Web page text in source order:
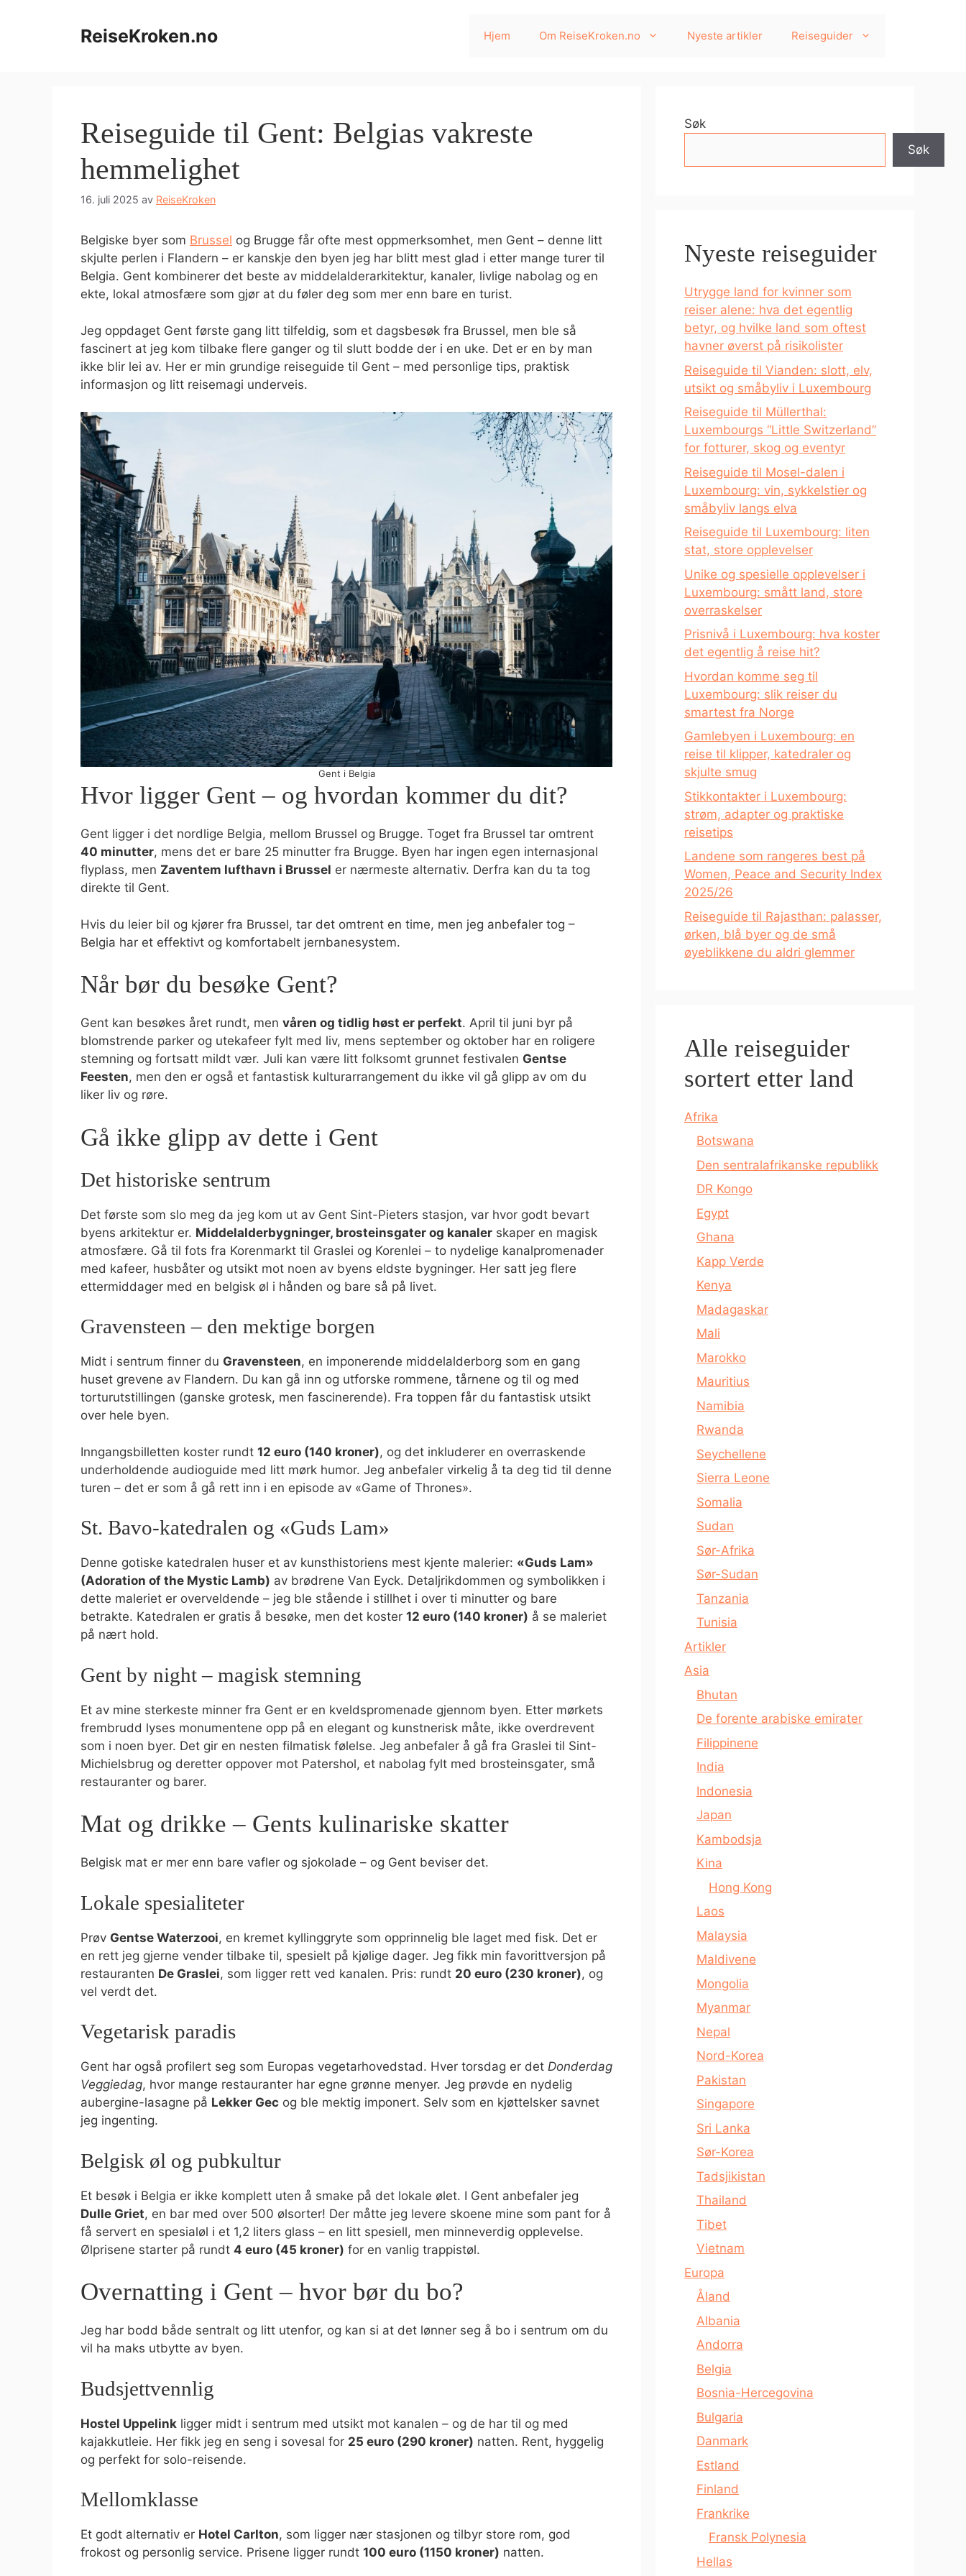
ReiseKroken.no Hjem Om ReiseKroken.no Nyeste artikler Reiseguider
Reiseguide til Gent: Belgias vakreste
hemmelighet
16. juli 2025 av ReiseKroken
Belgiske byer som Brussel og Brugge får ofte mest oppmerksomhet, men Gent – denne litt
skjulte perlen i Flandern – er kanskje den byen jeg har blitt mest glad i etter mange turer til
Belgia. Gent kombinerer det beste av middelalderarkitektur, kanaler, livlige nabolag og en
ekte, lokal atmosfære som gjør at du føler deg som mer enn bare en turist.
Jeg oppdaget Gent første gang litt tilfeldig, som et dagsbesøk fra Brussel, men ble så
fascinert at jeg kom tilbake flere ganger og til slutt bodde der i en uke. Det er en by man
ikke blir lei av. Her er min grundige reiseguide til Gent – med personlige tips, praktisk
informasjon og litt reisemagi underveis.
Gent i Belgia
Hvor ligger Gent – og hvordan kommer du dit?
Gent ligger i det nordlige Belgia, mellom Brussel og Brugge. Toget fra Brussel tar omtrent
40 minutter, mens det er bare 25 minutter fra Brugge. Byen har ingen egen internasjonal
flyplass, men Zaventem lufthavn i Brussel er nærmeste alternativ. Derfra kan du ta tog
direkte til Gent.
Hvis du leier bil og kjører fra Brussel, tar det omtrent en time, men jeg anbefaler tog –
Belgia har et effektivt og komfortabelt jernbanesystem.
Når bør du besøke Gent?
Gent kan besøkes året rundt, men våren og tidlig høst er perfekt. April til juni byr på
blomstrende parker og utekafeer fylt med liv, mens september og oktober har en roligere
stemning og fortsatt mildt vær. Juli kan være litt folksomt grunnet festivalen Gentse
Feesten, men den er også et fantastisk kulturarrangement du ikke vil gå glipp av om du
liker liv og røre.
Gå ikke glipp av dette i Gent
Det historiske sentrum
Det første som slo meg da jeg kom ut av Gent Sint-Pieters stasjon, var hvor godt bevart
byens arkitektur er. Middelalderbygninger, brosteinsgater og kanaler skaper en magisk
atmosfære. Gå til fots fra Korenmarkt til Graslei og Korenlei – to nydelige kanalpromenader
med kafeer, husbåter og utsikt mot noen av byens eldste bygninger. Her satt jeg flere
ettermiddager med en belgisk øl i hånden og bare så på livet.
Gravensteen – den mektige borgen
Midt i sentrum finner du Gravensteen, en imponerende middelalderborg som en gang
huset grevene av Flandern. Du kan gå inn og utforske rommene, tårnene og til og med
torturutstillingen (ganske grotesk, men fascinerende). Fra toppen får du fantastisk utsikt
over hele byen.
Inngangsbilletten koster rundt 12 euro (140 kroner), og det inkluderer en overraskende
underholdende audioguide med litt mørk humor. Jeg anbefaler virkelig å ta deg tid til denne
turen – det er som å gå rett inn i en episode av «Game of Thrones».
St. Bavo-katedralen og «Guds Lam»
Denne gotiske katedralen huser et av kunsthistoriens mest kjente malerier: «Guds Lam»
(Adoration of the Mystic Lamb) av brødrene Van Eyck. Detaljrikdommen og symbolikken i
dette maleriet er overveldende – jeg ble stående i stillhet i over ti minutter og bare
betrakte. Katedralen er gratis å besøke, men det koster 12 euro (140 kroner) å se maleriet
på nært hold.
Gent by night – magisk stemning
Et av mine sterkeste minner fra Gent er en kveldspromenade gjennom byen. Etter mørkets
frembrudd lyses monumentene opp på en elegant og kunstnerisk måte, ikke overdrevent
som i noen byer. Det gir en nesten filmatisk følelse. Jeg anbefaler å gå fra Graslei til Sint-
Michielsbrug og deretter oppover mot Patershol, et nabolag fylt med brosteinsgater, små
restauranter og barer.
Mat og drikke – Gents kulinariske skatter
Belgisk mat er mer enn bare vafler og sjokolade – og Gent beviser det.
Lokale spesialiteter
Prøv Gentse Waterzooi, en kremet kyllinggryte som opprinnelig ble laget med fisk. Det er
en rett jeg gjerne vender tilbake til, spesielt på kjølige dager. Jeg fikk min favorittversjon på
restauranten De Graslei, som ligger rett ved kanalen. Pris: rundt 20 euro (230 kroner), og
vel verdt det.
Vegetarisk paradis
Gent har også profilert seg som Europas vegetarhovedstad. Hver torsdag er det Donderdag
Veggiedag, hvor mange restauranter har egne grønne menyer. Jeg prøvde en nydelig
aubergine-lasagne på Lekker Gec og ble mektig imponert. Selv som en kjøttelsker savnet
jeg ingenting.
Belgisk øl og pubkultur
Et besøk i Belgia er ikke komplett uten å smake på det lokale ølet. I Gent anbefaler jeg
Dulle Griet, en bar med over 500 ølsorter! Der måtte jeg levere skoene mine som pant for å
få servert en spesialøl i et 1,2 liters glass – en litt spesiell, men minneverdig opplevelse.
Ølprisene starter på rundt 4 euro (45 kroner) for en vanlig trappistøl.
Overnatting i Gent – hvor bør du bo?
Jeg har bodd både sentralt og litt utenfor, og kan si at det lønner seg å bo i sentrum om du
vil ha maks utbytte av byen.
Budsjettvennlig
Hostel Uppelink ligger midt i sentrum med utsikt mot kanalen – og de har til og med
kajakkutleie. Her fikk jeg en seng i sovesal for 25 euro (290 kroner) natten. Rent, hyggelig
og perfekt for solo-reisende.
Mellomklasse
Et godt alternativ er Hotel Carlton, som ligger nær stasjonen og tilbyr store rom, god
frokost og personlig service. Prisene ligger rundt 100 euro (1150 kroner) natten.
Søk
Søk
Nyeste reiseguider
Utrygge land for kvinner som
reiser alene: hva det egentlig
betyr, og hvilke land som oftest
havner øverst på risikolister
Reiseguide til Vianden: slott, elv,
utsikt og småbyliv i Luxembourg
Reiseguide til Müllerthal:
Luxembourgs “Little Switzerland”
for fotturer, skog og eventyr
Reiseguide til Mosel-dalen i
Luxembourg: vin, sykkelstier og
småbyliv langs elva
Reiseguide til Luxembourg: liten
stat, store opplevelser
Unike og spesielle opplevelser i
Luxembourg: smått land, store
overraskelser
Prisnivå i Luxembourg: hva koster
det egentlig å reise hit?
Hvordan komme seg til
Luxembourg: slik reiser du
smartest fra Norge
Gamlebyen i Luxembourg: en
reise til klipper, katedraler og
skjulte smug
Stikkontakter i Luxembourg:
strøm, adapter og praktiske
reisetips
Landene som rangeres best på
Women, Peace and Security Index
2025/26
Reiseguide til Rajasthan: palasser,
ørken, blå byer og de små
øyeblikkene du aldri glemmer
Alle reiseguider
sortert etter land
Afrika
Botswana
Den sentralafrikanske republikk
DR Kongo
Egypt
Ghana
Kapp Verde
Kenya
Madagaskar
Mali
Marokko
Mauritius
Namibia
Rwanda
Seychellene
Sierra Leone
Somalia
Sudan
Sør-Afrika
Sør-Sudan
Tanzania
Tunisia
Artikler
Asia
Bhutan
De forente arabiske emirater
Filippinene
India
Indonesia
Japan
Kambodsja
Kina
Hong Kong
Laos
Malaysia
Maldivene
Mongolia
Myanmar
Nepal
Nord-Korea
Pakistan
Singapore
Sri Lanka
Sør-Korea
Tadsjikistan
Thailand
Tibet
Vietnam
Europa
Åland
Albania
Andorra
Belgia
Bosnia-Hercegovina
Bulgaria
Danmark
Estland
Finland
Frankrike
Fransk Polynesia
Hellas